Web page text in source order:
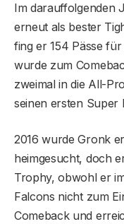
Im darauffolgenden
erneut als bester
fing er 154 Pässe
wurde zum
zweimal in die All-
seinen ersten Super
2016 wurde Gronk
heimgesucht, doch
Trophy, obwohl er
Falcons nicht zum
Comeback und